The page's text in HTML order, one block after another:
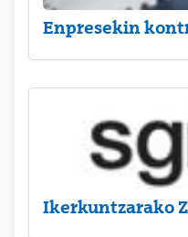
Enpresekin
Ikerkuntzarako